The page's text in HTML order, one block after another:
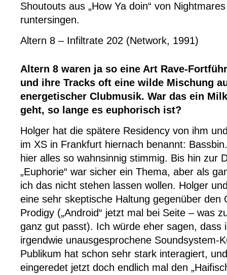
Shoutouts aus „How Ya doin“ von
runtersingen.
Altern 8 – Infiltrate 202 (Network, 1991)
Altern 8 waren ja so eine Art Rave-
und ihre Tracks oft eine wilde Mischung
energetischer Clubmusik. War das ein
geht, so lange es euphorisch ist?
Holger hat die spätere Residency von ihm
im XS in Frankfurt hiernach benannt:
hier alles so wahnsinnig stimmig. Bis hin zur
„Euphorie“ war sicher ein Thema, aber als
ich das nicht stehen lassen wollen. Holger
eine sehr skeptische Haltung gegenüber den
Prodigy („Android“ jetzt mal bei Seite – was
ganz gut passt). Ich würde eher sagen, dass
irgendwie unausgesprochene Soundsystem-
Publikum hat schon sehr stark interagiert,
eingeredet jetzt doch endlich mal den